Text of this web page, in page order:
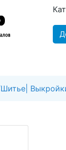
Шитье|